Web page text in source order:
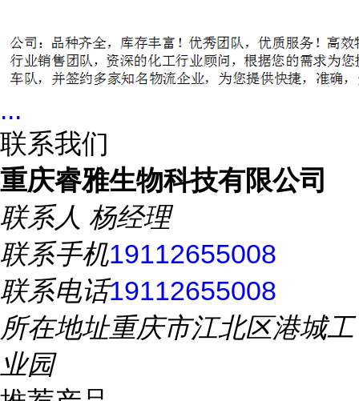
...
联系我们
重庆睿雅生物科技有限公司
联系人 杨经理
联系手机19112655008
联系电话19112655008
所在地址重庆市江北区港城工
业园